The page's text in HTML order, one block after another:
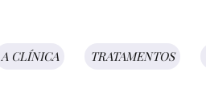
A CLÍNICA TRATAMENTOS